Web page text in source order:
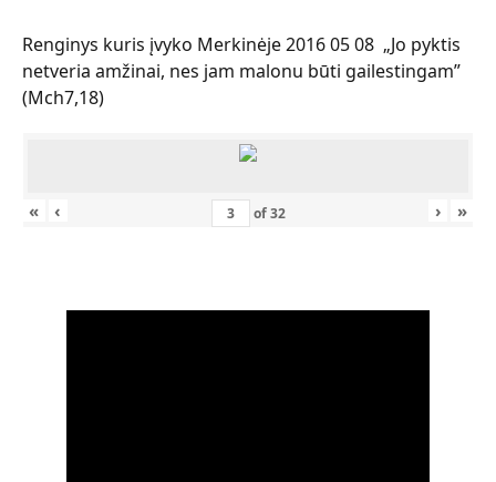
Renginys kuris įvyko Merkinėje 2016 05 08 „Jo pyktis
netveria amžinai, nes jam malonu būti gailestingam”
(Mch7,18)
« ‹ of32 › »